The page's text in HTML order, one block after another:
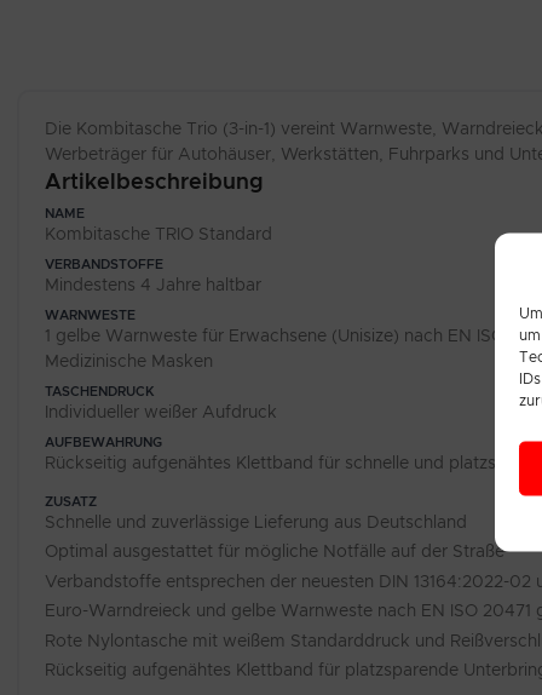
Die Kombitasche Trio (3-in-1) vereint Warnweste,
Werbeträger für Autohäuser, Werkstätten, Fuhrparks und
Artikelbeschreibung
NAME
Kombitasche TRIO Standard
VERBANDSTOFFE
Mindestens 4 Jahre haltbar
WARNWESTE
1 gelbe Warnweste für Erwachsene (Unisize) nach EN ISO
Medizinische Masken
TASCHENDRUCK
Individueller weißer Aufdruck
AUFBEWAHRUNG
Rückseitig aufgenähtes Klettband für schnelle und
ZUSATZ
Schnelle und zuverlässige Lieferung aus Deutschland
Optimal ausgestattet für mögliche Notfälle auf der Straße
Verbandstoffe entsprechen der neuesten DIN 13164:2022-02
Euro-Warndreieck und gelbe Warnweste nach EN ISO 20471
Rote Nylontasche mit weißem Standarddruck und
Rückseitig aufgenähtes Klettband für platzsparende